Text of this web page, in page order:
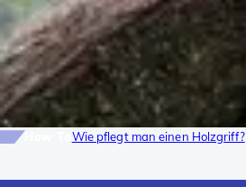
Wie pflegt man einen Holzgriff?